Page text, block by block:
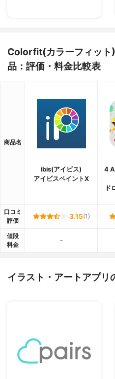
Colorfit(カラーフィッ
品：評価・料金比較表
商品名
ibis(アイビス)
アイビスペイント‪X
4
ド
口コミ
評価
3.15(1)
値段
料金
-
イラスト・アートアプリ